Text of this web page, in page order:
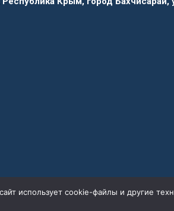
использует cookie-файлы и другие